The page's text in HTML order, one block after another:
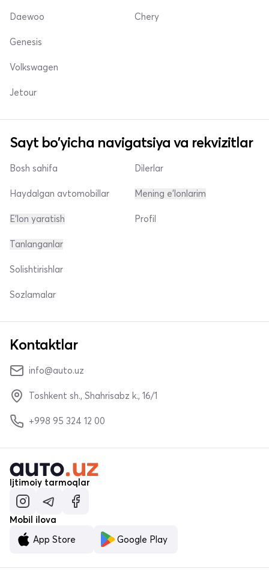
Daewoo Chery
Genesis
Volkswagen
Jetour
Sayt bo'yicha navigatsiya va rekvizitlar
Bosh sahifa
Haydalgan avtomobillar
E'lon yaratish
Dilerlar
Mening e'lonlarim
Profil
Tanlanganlar
Solishtirishlar
Sozlamalar
Kontaktlar
info@auto.uz
Toshkent sh., Shahrisabz k., 16/1
+998 95 324 12 00
Ijtimoiy tarmoqlar
Mobil ilova
App Store
Google Play